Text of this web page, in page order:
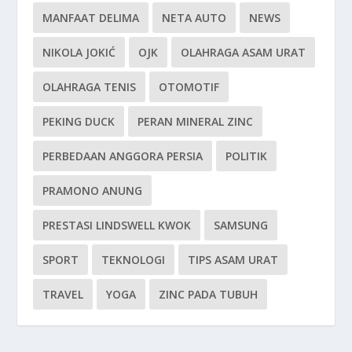
MANFAAT DELIMA NETA AUTO NEWS
NIKOLA JOKIĆ OJK OLAHRAGA ASAM URAT
OLAHRAGA TENIS OTOMOTIF
PEKING DUCK PERAN MINERAL ZINC
PERBEDAAN ANGGORA PERSIA POLITIK
PRAMONO ANUNG
PRESTASI LINDSWELL KWOK SAMSUNG
SPORT TEKNOLOGI TIPS ASAM URAT
TRAVEL YOGA ZINC PADA TUBUH